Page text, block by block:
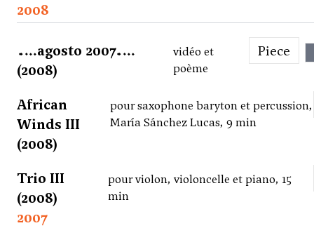
2008
…..agosto 2007…..
(2008)
vidéo et
poème
Piece
African
Winds III
(2008)
pour saxophone baryton et percussion,
María Sánchez Lucas, 9 min
Trio III
(2008)
pour violon, violoncelle et piano, 15
min
2007